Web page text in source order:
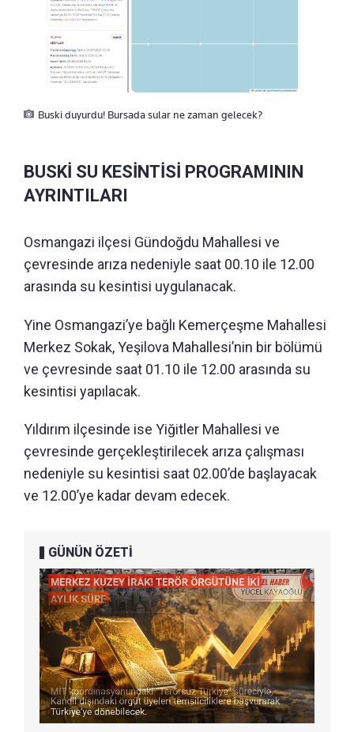
Buski duyurdu! Bursada sular ne zaman gelecek?
BUSKİ SU KESİNTİSİ PROGRAMININ
AYRINTILARI
Osmangazi ilçesi Gündoğdu Mahallesi ve
çevresinde arıza nedeniyle saat 00.10 ile 12.00
arasında su kesintisi uygulanacak.
Yine Osmangazi’ye bağlı Kemerçeşme Mahallesi
Merkez Sokak, Yeşilova Mahallesi’nin bir bölümü
ve çevresinde saat 01.10 ile 12.00 arasında su
kesintisi yapılacak.
Yıldırım ilçesinde ise Yiğitler Mahallesi ve
çevresinde gerçekleştirilecek arıza çalışması
nedeniyle su kesintisi saat 02.00’de başlayacak
ve 12.00’ye kadar devam edecek.
GÜNÜN ÖZETİ